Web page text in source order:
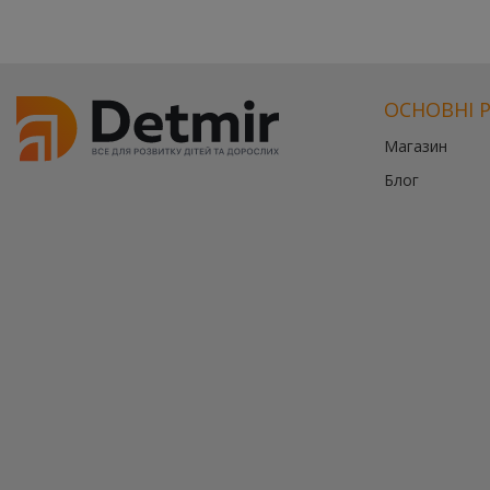
ОСНОВНІ
Магазин
Блог